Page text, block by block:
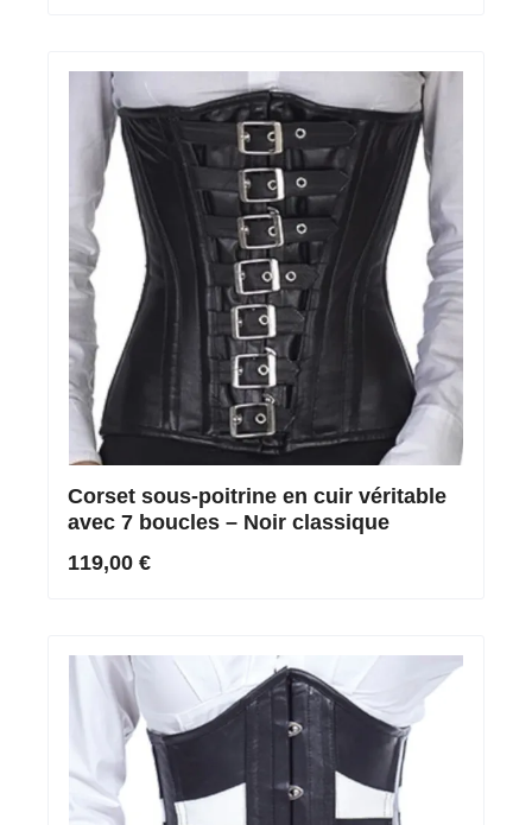
Corset sous-poitrine en cuir véritable
avec 7 boucles – Noir classique
119,00 €